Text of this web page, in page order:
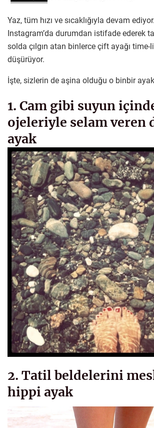
Yaz, tüm hızı ve sıcaklığıyla devam
Instagram’da durumdan istifade ederek
solda çılgın atan binlerce çift ayağı time-
düşürüyor.
İşte, sizlerin de aşina olduğu o binbir
1. Cam gibi suyun
ojeleriyle selam veren
ayak
2. Tatil beldelerini
hippi ayak